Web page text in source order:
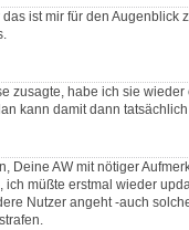
ist mir für den Augenblick
zusagte, habe ich sie
kann damit dann
Deine AW mit nötiger
müßte erstmal wieder
Nutzer angeht -auch